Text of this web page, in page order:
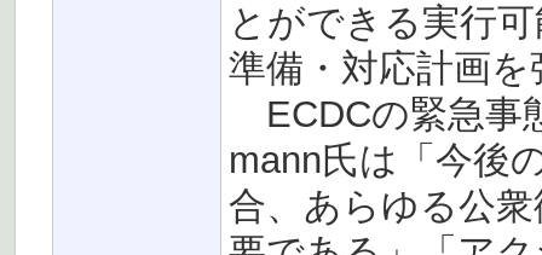
とができる実行
準備・対応計画
ECDCの緊急事
mann氏は「今後
合、あらゆる公